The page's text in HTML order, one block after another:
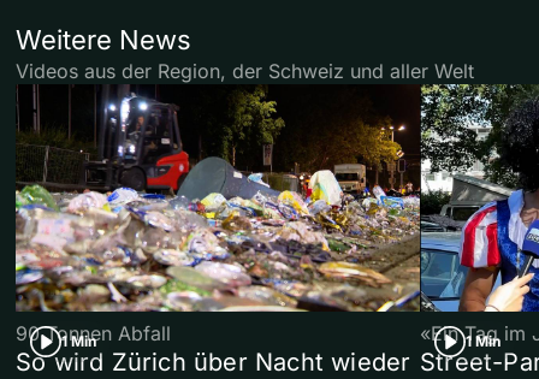
Weitere News
Videos aus der Region, der Schweiz und aller Welt
1 Min
90 Tonnen Abfall
So wird Zürich über Nacht wieder
1 Min
«Ein Tag im
Street-